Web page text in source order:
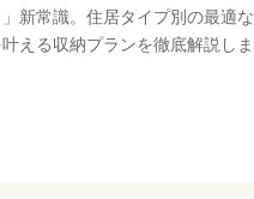
新常識。住居タイプ別の最適な
える収納プランを徹底解説しま